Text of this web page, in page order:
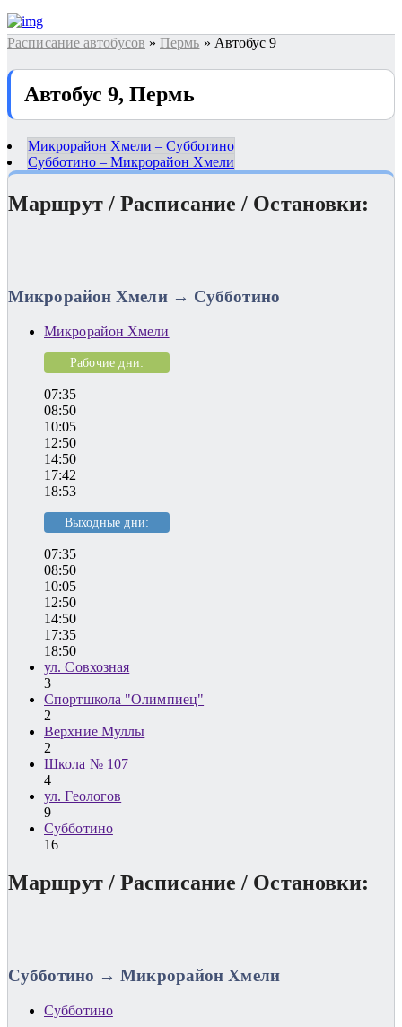
Расписание автобусов » Пермь » Автобус 9
Автобус 9, Пермь
Микрорайон Хмели – Субботино
Субботино – Микрорайон Хмели
Маршрут / Расписание / Остановки:
Микрорайон Хмели → Субботино
Микрорайон Хмели
Рабочие дни:
07:35
08:50
10:05
12:50
14:50
17:42
18:53
Выходные дни:
07:35
08:50
10:05
12:50
14:50
17:35
18:50
ул. Совхозная
3
Спортшкола "Олимпиец"
2
Верхние Муллы
2
Школа № 107
4
ул. Геологов
9
Субботино
16
Маршрут / Расписание / Остановки:
Субботино → Микрорайон Хмели
Субботино